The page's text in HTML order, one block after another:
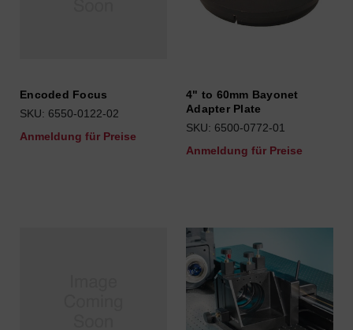
Encoded Focus
SKU: 6550-0122-02
Anmeldung für Preise
4" to 60mm Bayonet
Adapter Plate
SKU: 6500-0772-01
Anmeldung für Preise